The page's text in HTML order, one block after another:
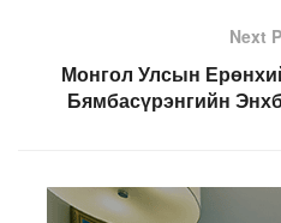
Next
Монгол Улсын
Бямбасүрэнгийн